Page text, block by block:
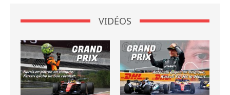
VIDÉOS